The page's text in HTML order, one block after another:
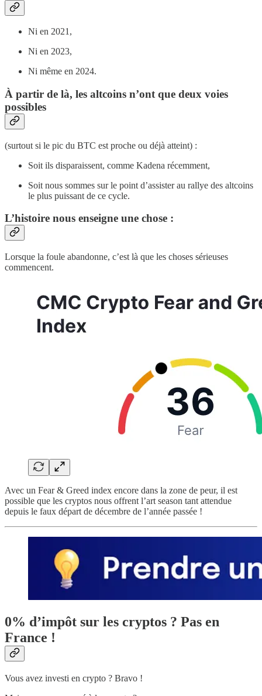
Ni en 2021,
Ni en 2023,
Ni même en 2024.
À partir de là, les altcoins n’ont que deux voies
possibles
(surtout si le pic du BTC est proche ou déjà atteint) :
Soit ils disparaissent, comme Kadena récemment,
Soit nous sommes sur le point d’assister au rallye des altcoins
le plus puissant de ce cycle.
L’histoire nous enseigne une chose :
Lorsque la foule abandonne, c’est là que les choses sérieuses
commencent.
Avec un Fear & Greed index encore dans la zone de peur, il est
possible que les cryptos nous offrent l’art season tant attendue
depuis le faux départ de décembre de l’année passée !
0% d’impôt sur les cryptos ? Pas en
France !
Vous avez investi en crypto ? Bravo !